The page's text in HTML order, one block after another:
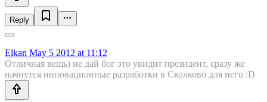
Reply
Elkan May 5 2012 at 11:12
Отличная вещь) не дай бог это увидит президент, сразу же
начнутся инновационные разработки в Сколково для него :D